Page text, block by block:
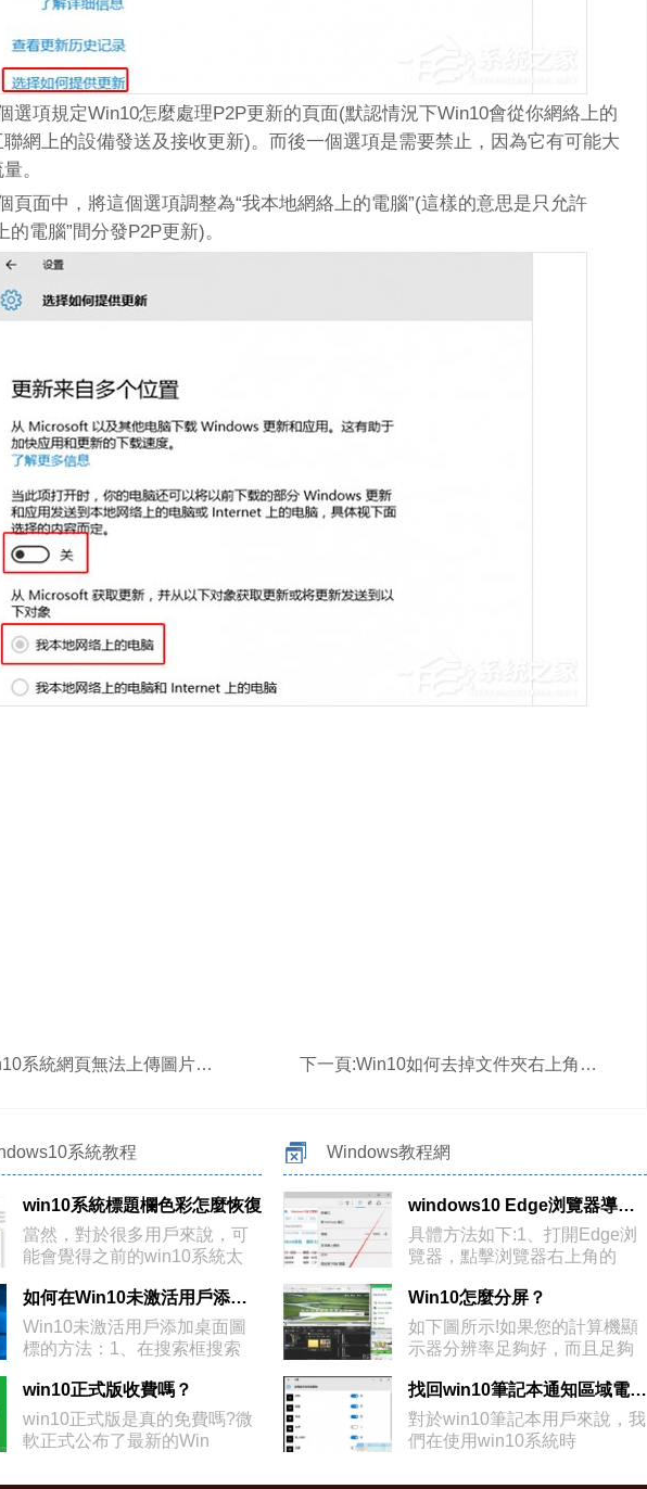
選項規定Win10怎麼處理P2P更新的頁面(默認情況下Win10會從你網絡上的
網上的設備發送及接收更新)。而後一個選項是需要禁止，因為它有可能大
。
頁面中，將這個選項調整為“我本地網絡上的電腦”(這樣的意思是只允許
的電腦”間分發P2P更新)。
系統網頁無法上傳圖片如何解決 下一頁:Win10如何去掉文件夾右上角的藍色雙向箭頭
系統教程 Windows教程網
win10系統標題欄色彩怎麼恢復
當然，對於很多用戶來說，可
能會覺得之前的win10系統太
windows10 Edge浏覽器導入收藏夾的技巧
具體方法如下:1、打開Edge浏
覽器，點擊浏覽器右上角的
如何在Win10未激活用戶添加桌面圖標？
Win10未激活用戶添加桌面圖
標的方法：1、在搜索框搜索
Win10怎麼分屏？
如下圖所示!如果您的計算機顯
示器分辨率足夠好，而且足夠
win10正式版收費嗎？
win10正式版是真的免費嗎?微
軟正式公布了最新的Win
找回win10筆記本通知區域電源圖標的操作方法
對於win10筆記本用戶來說，我
們在使用win10系統時